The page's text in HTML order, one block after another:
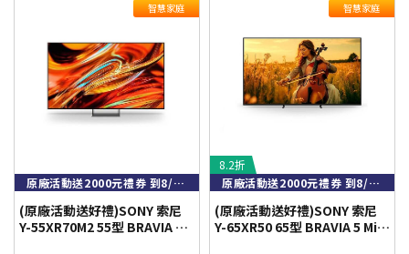
智慧家庭
原廠活動送2000元禮券 到8/9止
(原廠活動送好禮)SONY 索尼
Y-55XR70M2 55型 BRAVIA 7 II
8.2折
智慧家庭
原廠活動送2000元禮券 到8/9止
(原廠活動送好禮)SONY 索尼
Y-65XR50 65型 BRAVIA 5 Mini